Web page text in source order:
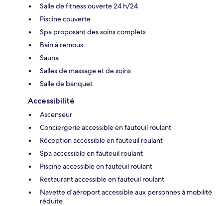
Salle de fitness ouverte 24 h/24
Piscine couverte
Spa proposant des soins complets
Bain à remous
Sauna
Salles de massage et de soins
Salle de banquet
Accessibilité
Ascenseur
Conciergerie accessible en fauteuil roulant
Réception accessible en fauteuil roulant
Spa accessible en fauteuil roulant
Piscine accessible en fauteuil roulant
Restaurant accessible en fauteuil roulant
Navette d’aéroport accessible aux personnes à mobilité
réduite